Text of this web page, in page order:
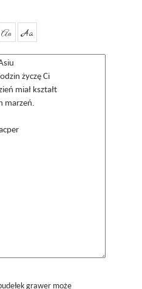
Aa Aa
grawer może